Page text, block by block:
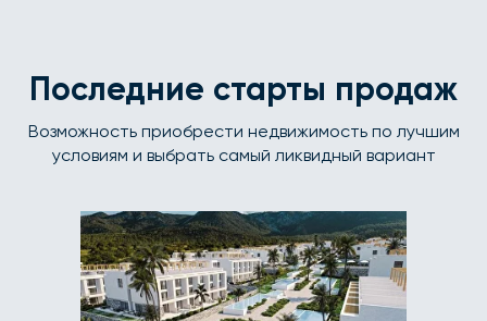
Последние старты продаж
Возможность приобрести недвижимость по лучшим
условиям и выбрать самый ликвидный вариант